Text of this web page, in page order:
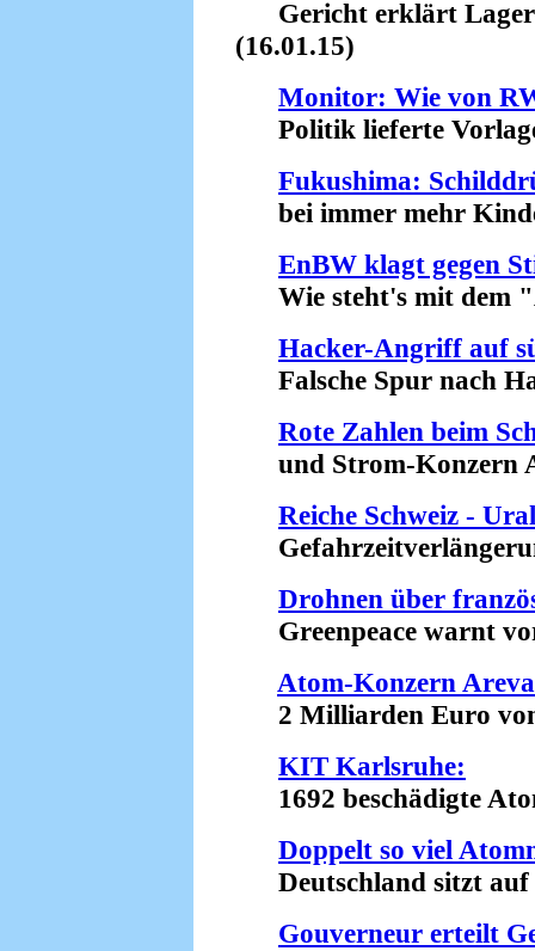
Gericht erklärt Lager
(16.01.15)
Monitor: Wie von
Politik lieferte
Fukushima:
bei immer mehr
EnBW klagt gegen
Wie steht's mit dem
Hacker-Angriff auf
Falsche Spur nach
Rote Zahlen beim
und Strom-Konzern
Reiche Schweiz -
Drohnen über
Greenpeace warnt
Atom-Konzern
2 Milliarden Euro von
KIT Karlsruhe:
1692 beschädigte
Doppelt so viel
Deutschland sitzt auf
Gouverneur erteilt